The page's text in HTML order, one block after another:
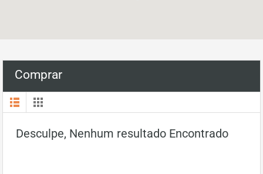
Comprar
Desculpe, Nenhum resultado Encontrado